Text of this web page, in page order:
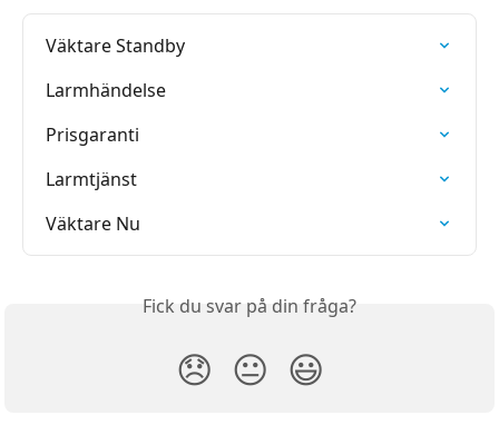
Väktare Standby
Larmhändelse
Prisgaranti
Larmtjänst
Väktare Nu
Fick du svar på din fråga?
😞 😐 😃